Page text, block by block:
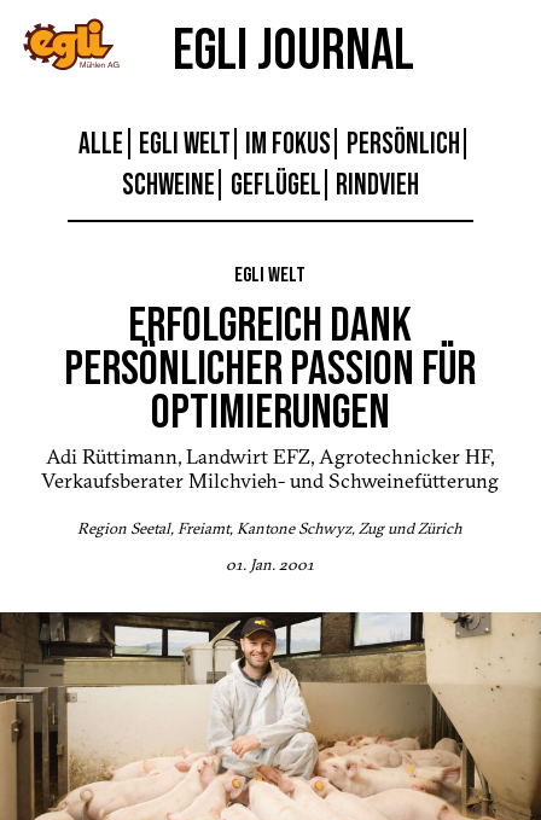
EGLI JOURNAL
ALLE EGLI WELT IM FOKUS
PERSÖNLICH
SCHWEINE GEFLÜGEL RINDVIEH
EGLI WELT
ERFOLGREICH DANK
PERSÖNLICHER PASSION FÜR
OPTIMIERUNGEN
Adi Rüttimann, Landwirt EFZ, Agrotechnicker HF,
Verkaufsberater Milchvieh- und Schweinefütterung
Region Seetal, Freiamt, Kantone Schwyz, Zug und Zürich
01. Jan. 2001